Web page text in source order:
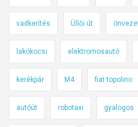
vadkerítés Üllői út
lakókocsi elektromosautó
kerékpár M4 fiat topolino
autóút robotaxi gyalogos